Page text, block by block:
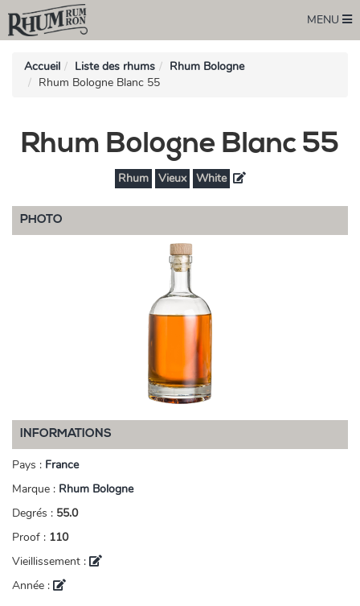
MENU
Accueil Liste des rhums
Rhum Bologne
Rhum Bologne Blanc 55
Rhum Bologne Blanc 55
Rhum Vieux White
PHOTO
INFORMATIONS
Pays : France
Marque : Rhum Bologne
Degrés : 55.0
Proof : 110
Vieillissement :
Année :